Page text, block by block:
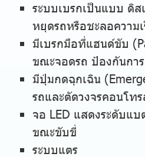
ระบบเบรกเป็นแบบ ดิ
หยุดรถหรือชะลอความเ
มีเบรกมือที่แฮนด์ขับ
ขณะจอดรถ ป้องกันกา
มีปุ่มกดฉุกเฉิน
รถและตัดวงจรคอนโท
จอ LED แสดงระดับแบ
ขณะขับขี่
ระบบแตร